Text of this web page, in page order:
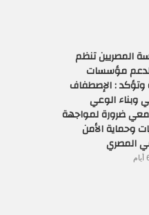
المصريين تنظم
مؤسسات
وتؤكد : الإصطفاف
وبناء الوعي
ضرورة لمواجهة
وحماية الأمن
المصري